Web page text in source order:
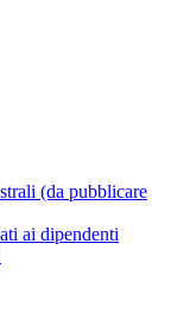
(da pubblicare
ai dipendenti